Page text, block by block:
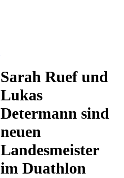
Sarah Ruef und
Lukas
Determann sind
neuen
Landesmeister
im Duathlon